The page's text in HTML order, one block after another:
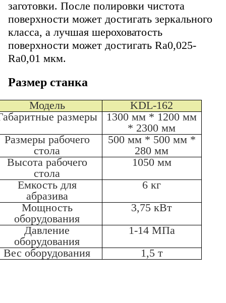
заготовки. После полировки чистота
поверхности может достигать зеркального
класса, а лучшая шероховатость
поверхности может достигать Ra0,025-
Ra0,01 мкм.
Размер станка
Модель
KDL-162
размеры
1300 мм * 1200 мм
* 2300 мм
Размеры рабочего
стола
500 мм * 500 мм *
280 мм
Высота рабочего
стола
1050 мм
Емкость для
абразива
6 кг
Мощность
оборудования
3,75 кВт
Давление
оборудования
1-14 МПа
Вес оборудования
1,5 т